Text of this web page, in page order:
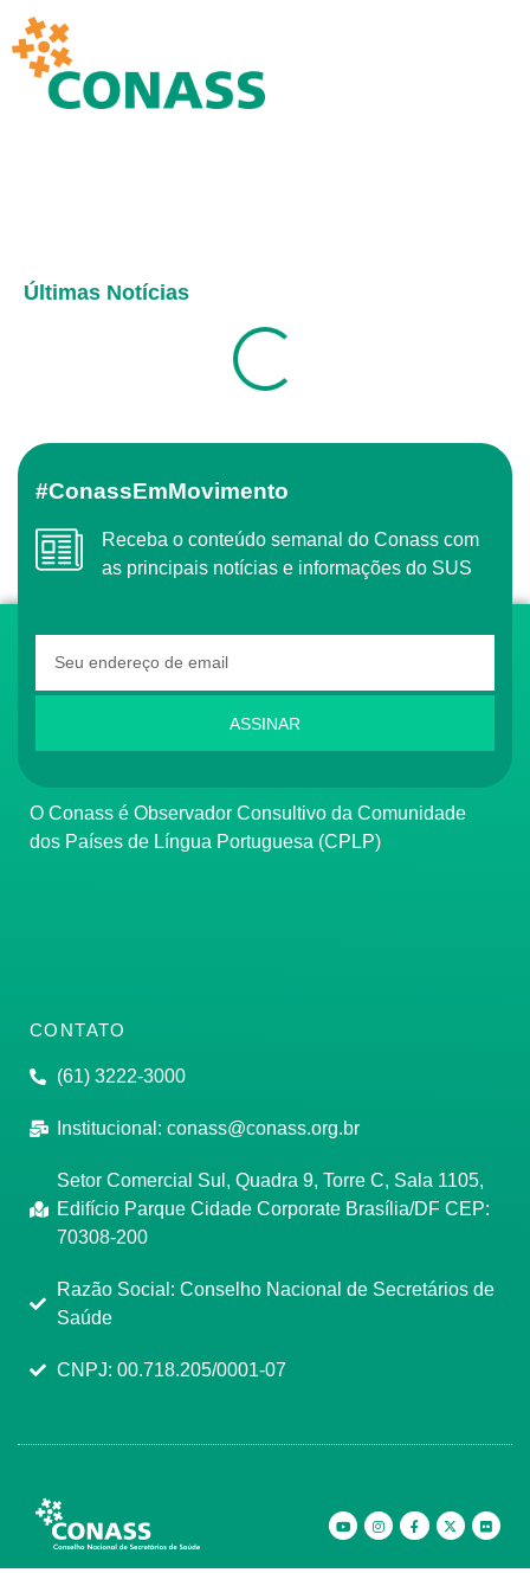
Últimas Notícias
#ConassEmMovimento
Receba o conteúdo semanal do Conass com
as principais notícias e informações do SUS
ASSINAR
O Conass é Observador Consultivo da Comunidade
dos Países de Língua Portuguesa (CPLP)
CONTATO
(61) 3222-3000
Institucional: conass@conass.org.br
Setor Comercial Sul, Quadra 9, Torre C, Sala 1105,
Edifício Parque Cidade Corporate Brasília/DF CEP:
70308-200
Razão Social: Conselho Nacional de Secretários de
Saúde
CNPJ: 00.718.205/0001-07